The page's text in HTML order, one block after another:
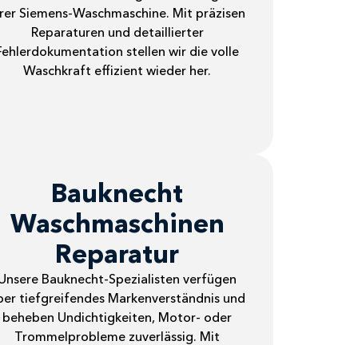
Siemens-Waschmaschine. Mit präzisen
Reparaturen und detaillierter
stellen wir die volle
Waschkraft effizient wieder her.
Bauknecht
Waschmaschinen
Reparatur
Bauknecht-Spezialisten verfügen
tiefgreifendes Markenverständnis und
beheben Undichtigkeiten, Motor- oder
Trommelprobleme zuverlässig. Mit